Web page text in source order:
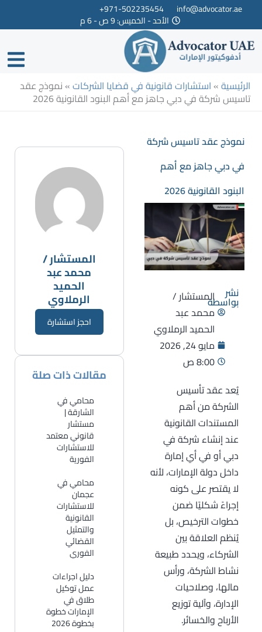
تخطي
المحتوى
info@advocator.ae
971-502235454+
الأحد - الخميس: 9 ص - 6 م
الرئيسية» استشارات قانونية في قضايا الشركات» نموذج عقد
تاسيس شركة في دبي جاهز مع أهم البنود القانونية 2026
نموذج عقد تاسيس شركة
في دبي جاهز مع أهم
البنود القانونية 2026
نشر
بواسطةالمستشار /
محمد عبد
الحميد الرملاوي
مايو 24, 2026
8:00 ص
يُعد عقد تأسيس
الشركة من أهم
المستندات القانونية
عند إنشاء شركة في
دبي أو في أي إمارة
داخل دولة الإمارات، لأنه
لا يقتصر على كونه
إجراءً شكليًا ضمن
خطوات الترخيص، بل
يُنظم العلاقة بين
الشركاء، ويحدد طبيعة
نشاط الشركة، ورأس
مالها، وصلاحيات
الإدارة، وآلية توزيع
الأرباح والخسائر.
المستشار /
محمد عبد
الحميد
الرملاوي
احجز استشارة
مقالات ذات صلة
محامي في
الشارقة |
مستشار
قانوني معتمد
للاستشارات
الفورية
​محامي في
عجمان
للاستشارات
القانونية
والتمثيل
القضائي
الفوري
دليل اجراءات
عمل توكيل
طلاق في
الإمارات خطوة
بخطوة 2026